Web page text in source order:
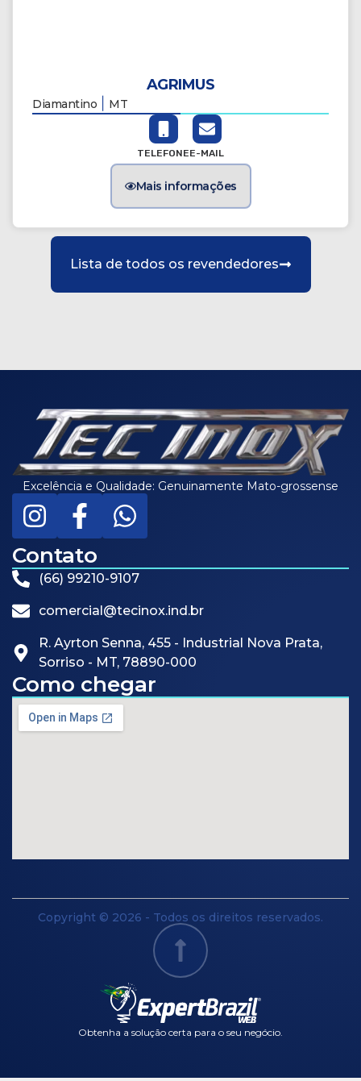
AGRIMUS
Diamantino MT
TELEFONEE-MAIL
Mais informações
Lista de todos os revendedores
Excelência e Qualidade: Genuinamente Mato-grossense
Contato
(66) 99210-9107
comercial@tecinox.ind.br
R. Ayrton Senna, 455 - Industrial Nova Prata,
Sorriso - MT, 78890-000
Como chegar
Copyright © 2026 - Todos os direitos reservados.
Obtenha a solução certa para o seu negócio.